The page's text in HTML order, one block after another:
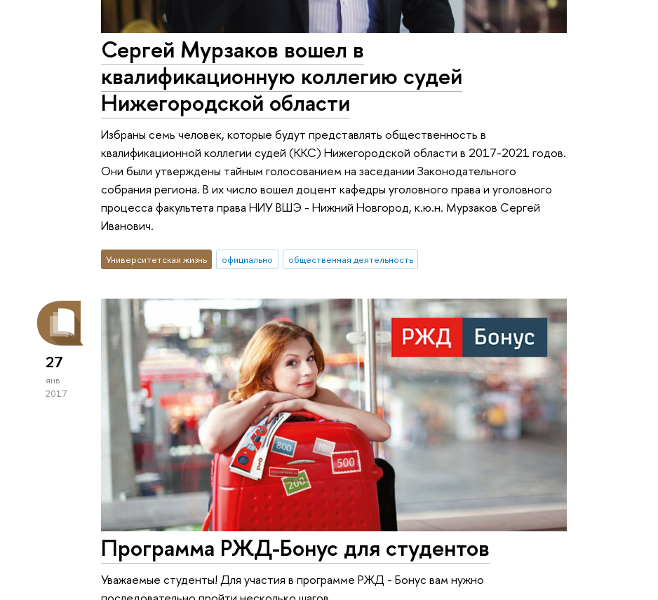
Сергей Мурзаков вошел в
квалификационную коллегию судей
Нижегородской области
Избраны семь человек, которые будут представлять общественность в
квалификационной коллегии судей (ККС) Нижегородской области в 2017-2021 годов.
Они были утверждены тайным голосованием на заседании Законодательного
собрания региона. В их число вошел доцент кафедры уголовного права и уголовного
процесса факультета права НИУ ВШЭ - Нижний Новгород, к.ю.н. Мурзаков Сергей
Иванович.
Университетская жизнь официально общественная деятельность
27
янв
2017
Программа РЖД-Бонус для студентов
Уважаемые студенты! Для участия в программе РЖД - Бонус вам нужно